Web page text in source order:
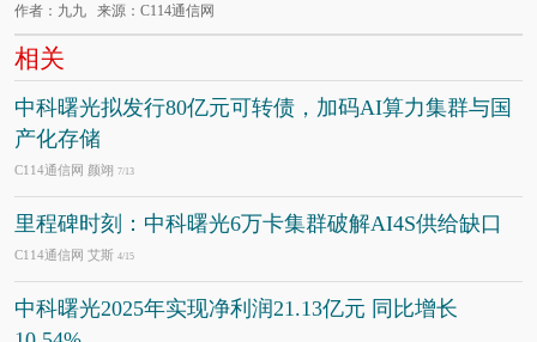
作者：九九 来源：C114通信网
相关
中科曙光拟发行80亿元可转债，加码AI算力集群与国
产化存储
C114通信网 颜翊 7/13
里程碑时刻：中科曙光6万卡集群破解AI4S供给缺口
C114通信网 艾斯 4/15
中科曙光2025年实现净利润21.13亿元 同比增长